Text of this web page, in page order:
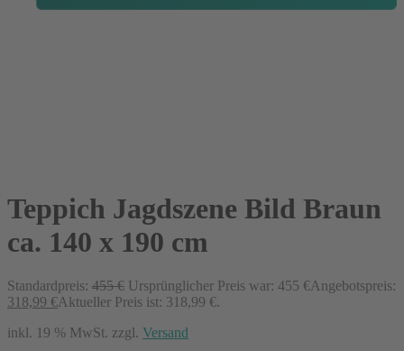
Teppich Jagdszene Bild Braun
ca. 140 x 190 cm
Standardpreis: 455€ Ursprünglicher Preis war: 455 €Angebotspreis:
318,99 €Aktueller Preis ist: 318,99 €.
inkl. 19 % MwSt. zzgl. Versand